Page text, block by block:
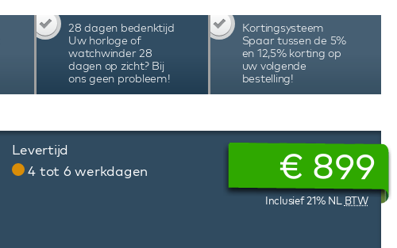
28 dagen bedenktijd
Uw horloge of
watchwinder 28
dagen op zicht? Bij
ons geen probleem!
Kortingsysteem
Spaar tussen de 5%
en 12,5% korting op
uw volgende
bestelling!
Levertijd
4 tot 6 werkdagen
€ 899
Inclusief 21% NL BTW